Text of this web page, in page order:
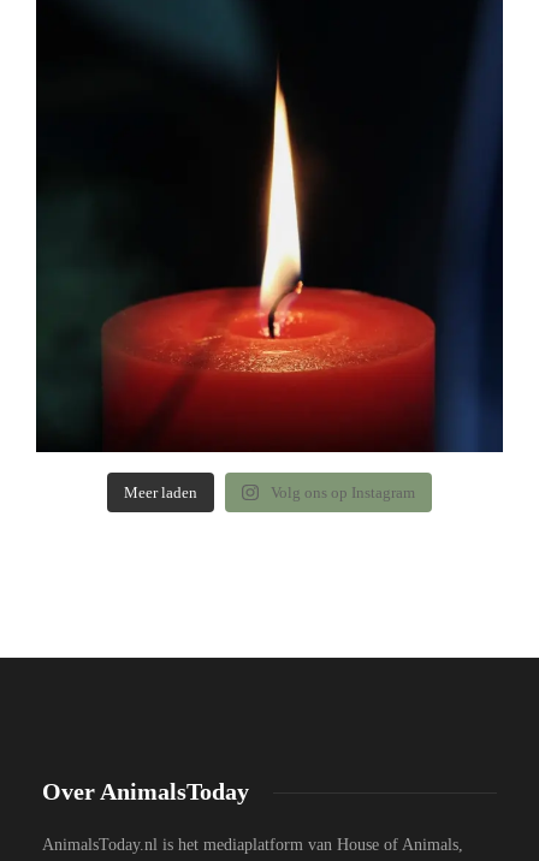
Meer laden Volg ons op Instagram
Over AnimalsToday
AnimalsToday.nl is het mediaplatform van House of Animals,